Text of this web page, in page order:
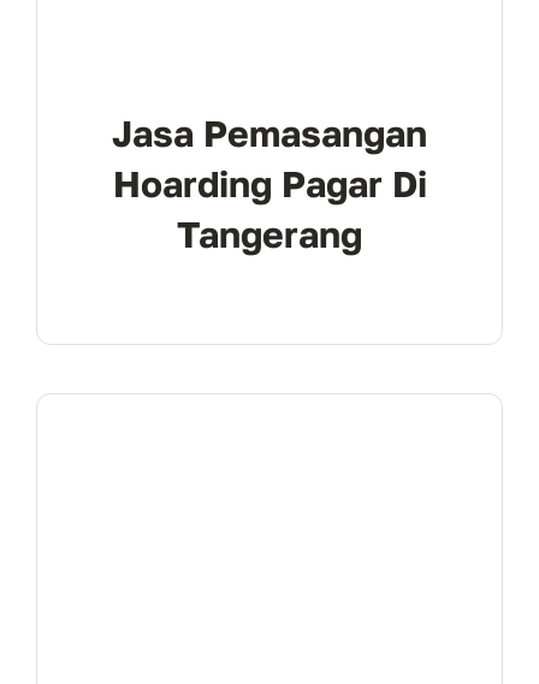
Jasa Pemasangan
Hoarding Pagar Di
Tangerang